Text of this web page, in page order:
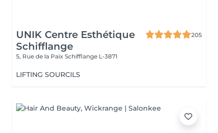
UNIK Centre Esthétique
Schifflange
205
5, Rue de la Paix Schifflange L-3871
LIFTING SOURCILS